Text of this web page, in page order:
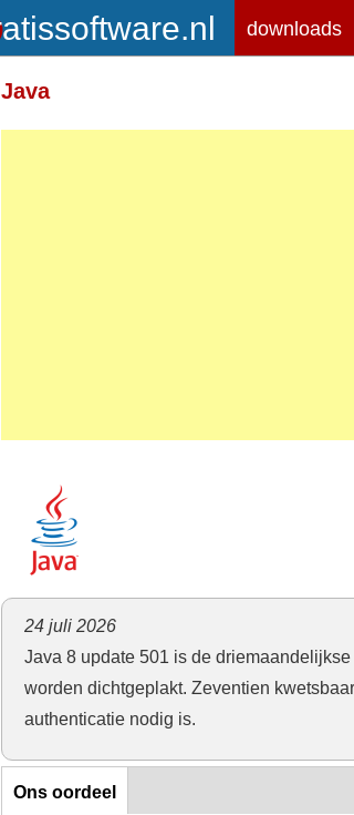
downloads
Java
24 juli 2026
Java 8 update 501 is de
worden dichtgeplakt. Zeventien
authenticatie nodig is.
Ons oordeel
Ons oordeel
Toegelaten HTML-tags: <em>
Adressen van webpagina's en e-